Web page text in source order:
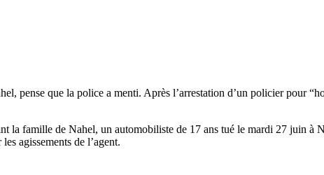
pense que la police a menti. Après l’arrestation d’un policier pour
la famille de Nahel, un automobiliste de 17 ans tué le mardi 27 juin à
agissements de l’agent.